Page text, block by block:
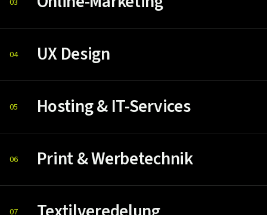
04 UX Design
05 Hosting & IT-Services
06 Print & Werbetechnik
07